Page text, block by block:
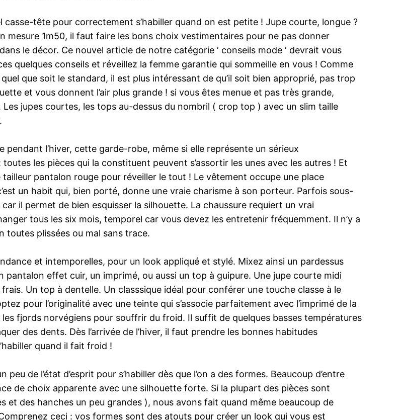
tête pour correctement s’habiller quand on est petite ! Jupe courte, longue ?
mesure 1m50, il faut faire les bons choix vestimentaires pour ne pas donner
le décor. Ce nouvel article de notre catégorie ‘ conseils mode ‘ devrait vous
quelques conseils et réveillez la femme garantie qui sommeille en vous ! Comme
que soit le standard, il est plus intéressant de qu’il soit bien approprié, pas trop
et vous donnent l’air plus grande ! si vous êtes menue et pas très grande,
jupes courtes, les tops au-dessus du nombril ( crop top ) avec un slim taille
l’hiver, cette garde-robe, même si elle représente un sérieux
les pièces qui la constituent peuvent s’assortir les unes avec les autres ! Et
pantalon rouge pour réveiller le tout ! Le vêtement occupe une place
un habit qui, bien porté, donne une vraie charisme à son porteur. Parfois sous-
il permet de bien esquisser la silhouette. La chaussure requiert un vrai
tous les six mois, temporel car vous devez les entretenir fréquemment. Il n’y a
toutes plissées ou mal sans trace.
et intemporelles, pour un look appliqué et stylé. Mixez ainsi un pardessus
pantalon effet cuir, un imprimé, ou aussi un top à guipure. Une jupe courte midi
Un top à dentelle. Un classsique idéal pour conférer une touche classe à le
pour l’originalité avec une teinte qui s’associe parfaitement avec l’imprimé de la
fjords norvégiens pour souffrir du froid. Il suffit de quelques basses températures
des dents. Dès l’arrivée de l’hiver, il faut prendre les bonnes habitudes
quand il fait froid !
de l’état d’esprit pour s’habiller dès que l’on a des formes. Beaucoup d’entre
de choix apparente avec une silhouette forte. Si la plupart des pièces sont
et des hanches un peu grandes ), nous avons fait quand même beaucoup de
ceci : vos formes sont des atouts pour créer un look qui vous est